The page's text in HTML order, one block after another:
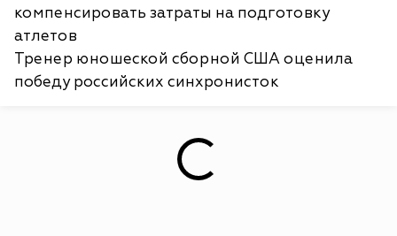
компенсировать затраты на подготовку
атлетов
Тренер юношеской сборной США оценила
победу российских синхронисток